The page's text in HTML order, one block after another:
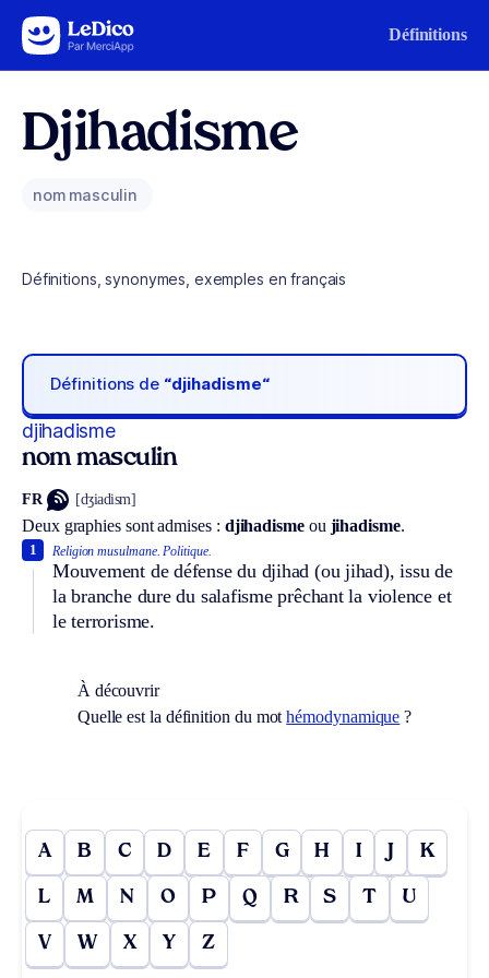
Aller au contenu Définitions
Djihadisme
nom masculin
Définitions, synonymes, exemples en français
Définitions de “djihadisme“
djihadisme
nom masculin
FR [dʒiadism]
Deux graphies sont admises : djihadismeou jihadisme.
Religion musulmane. Politique.
Mouvement de défense du djihad (ou jihad), issu de
la branche dure du salafisme prêchant la violence et
le terrorisme.
1
À découvrir
Quelle est la définition du mothémodynamique ?
A B C D E F G H I J K
L M N O P Q R S T U
V W X Y Z